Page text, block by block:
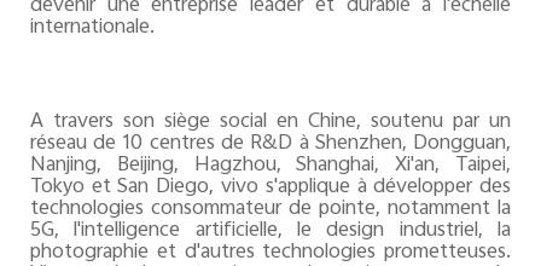
internationale.
A travers son siège social en Chine, soutenu par un
réseau de 10 centres de R&D à Shenzhen, Dongguan,
Nanjing, Beijing, Hagzhou, Shanghai, Xi'an, Taipei,
Tokyo et San Diego, vivo s'applique à développer des
technologies consommateur de pointe, notamment la
5G, l'intelligence artificielle, le design industriel, la
photographie et d'autres technologies prometteuses.